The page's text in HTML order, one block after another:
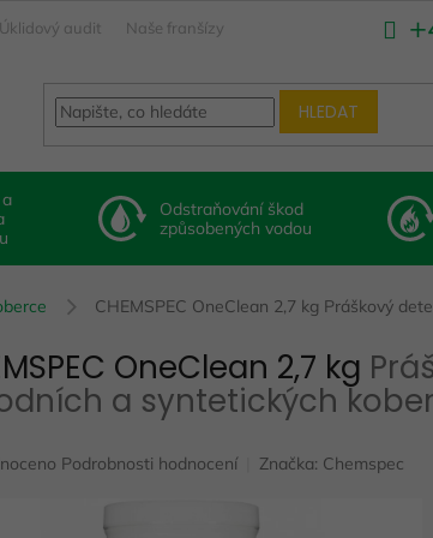
Úklidový audit Naše franšízy
HLEDAT
Odstraňování škod
způsobených vodou
CHEMSPEC OneClean 2,7 kg Práškový
OneClean 2,7 kg
a syntetických
Podrobnosti hodnocení Značka: Chemspec